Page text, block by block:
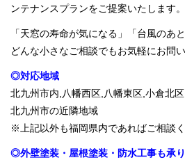
ンテナンスプランをご提案いたします。
「天窓の寿命が気になる」「台風のあ
どんな小さなご相談でもお気軽にお問
◎対応地域
北九州市内,八幡西区,八幡東区,小倉北
北九州市の近隣地域
※上記以外も福岡県内であればご相談
◎外壁塗装・屋根塗装・防水工事も承